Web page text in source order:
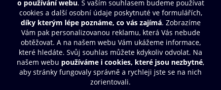
© O2 Czech Republic a.s.
Nákupní řád
Přístupnost
Zásady zpracování osobních údajů
Cookies